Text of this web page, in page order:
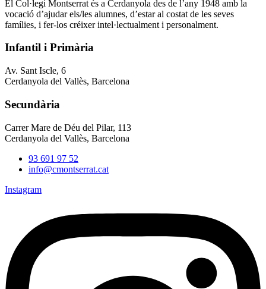
El Col·legi Montserrat és a Cerdanyola des de l’any 1948 amb la
vocació d’ajudar els/les alumnes, d’estar al costat de les seves
famílies, i fer-los créixer intel·lectualment i personalment.
Infantil i Primària
Av. Sant Iscle, 6
Cerdanyola del Vallès, Barcelona
Secundària
Carrer Mare de Déu del Pilar, 113
Cerdanyola del Vallès, Barcelona
93 691 97 52
info@cmontserrat.cat
Instagram